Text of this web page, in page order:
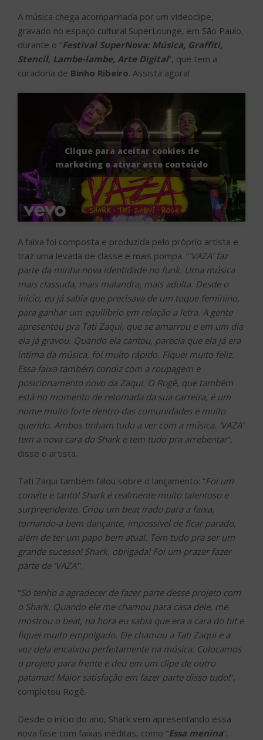
A música chega acompanhada por um videoclipe,
gravado no espaço cultural SuperLounge, em São Paulo,
durante o “Festival SuperNova: Música, Graffiti,
Stencil, Lambe-lambe, Arte Digital”, que tem a
curadoria de Binho Ribeiro. Assista agora!
Clique para aceitar cookies de
marketing e ativar este conteúdo
A faixa foi composta e produzida pelo próprio artista e
traz uma levada de classe e mais pompa. “‘VAZA’ faz
parte da minha nova identidade no funk. Uma música
mais classuda, mais malandra, mais adulta. Desde o
início, eu já sabia que precisava de um toque feminino,
para ganhar um equilíbrio em relação a letra. A gente
apresentou pra Tati Zaqui, que se amarrou e em um dia
ela já gravou. Quando ela cantou, parecia que ela já era
íntima da música, foi muito rápido. Fiquei muito feliz.
Essa faixa também condiz com a roupagem e
posicionamento novo da Zaqui. O Rogê, que também
está no momento de retomada da sua carreira, é um
nome muito forte dentro das comunidades e muito
querido. Ambos tinham tudo a ver com a música. ‘VAZA’
tem a nova cara do Shark e tem tudo pra arrebentar”,
disse o artista.
Tati Zaqui também falou sobre o lançamento: “Foi um
convite e tanto! Shark é realmente muito talentoso e
surpreendente. Criou um beat irado para a faixa,
tornando-a bem dançante, impossível de ficar parado,
além de ter um papo bem atual. Tem tudo pra ser um
grande sucesso! Shark, obrigada! Foi um prazer fazer
parte de ‘VAZA’”.
“Só tenho a agradecer de fazer parte desse projeto com
o Shark. Quando ele me chamou para casa dele, me
mostrou o beat, na hora eu sabia que era a cara do hit e
fiquei muito empolgado. Ele chamou a Tati Zaqui e a
voz dela encaixou perfeitamente na música. Colocamos
o projeto para frente e deu em um clipe de outro
patamar! Maior satisfação em fazer parte disso tudo!”,
completou Rogê.
Desde o início do ano, Shark vem apresentando essa
nova fase com faixas inéditas, como “Essa menina”,